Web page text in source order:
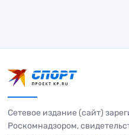
Сетевое издание (сайт)
Роскомнадзором,